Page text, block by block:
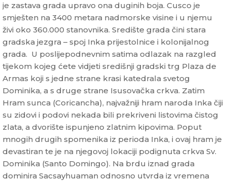
je zastava grada upravo ona duginih boja. Cusco je
smješten na 3400 metara nadmorske visine i u njemu
živi oko 360.000 stanovnika. Središte grada čini stara
gradska jezgra – spoj Inka prijestolnice i kolonijalnog
grada. U poslijepodnevnim satima odlazak na razgled
tijekom kojeg ćete vidjeti središnji gradski trg Plaza de
Armas koji s jedne strane krasi katedrala svetog
Dominika, a s druge strane Isusovačka crkva. Zatim
Hram sunca (Coricancha), najvažniji hram naroda Inka čiji
su zidovi i podovi nekada bili prekriveni listovima čistog
zlata, a dvorište ispunjeno zlatnim kipovima. Poput
mnogih drugih spomenika iz perioda Inka, i ovaj hram je
devastiran te je na njegovoj lokaciji podignuta crkva Sv.
Dominika (Santo Domingo). Na brdu iznad grada
dominira Sacsayhuaman odnosno utvrda iz vremena